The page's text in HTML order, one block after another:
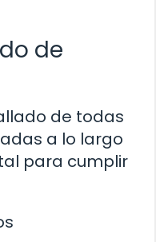
de
de todas
a lo largo
para cumplir